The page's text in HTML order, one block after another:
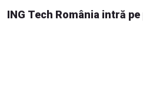
ING Tech România intră